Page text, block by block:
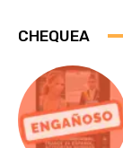
CHEQUEA